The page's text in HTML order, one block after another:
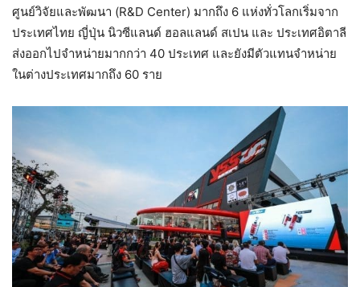
ศูนย์วิจัยและพัฒนา (R&D Center) มากถึง 6 แห่งทั่วโลกเริ่มจาก
ประเทศไทย ญี่ปุ่น นิวซีแลนด์ ฮอลแลนด์ สเปน และ ประเทศอิตาลี
ส่งออกไปจำหน่ายมากกว่า 40 ประเทศ และยังมีตัวแทนจำหน่าย
ในต่างประเทศมากถึง 60 ราย